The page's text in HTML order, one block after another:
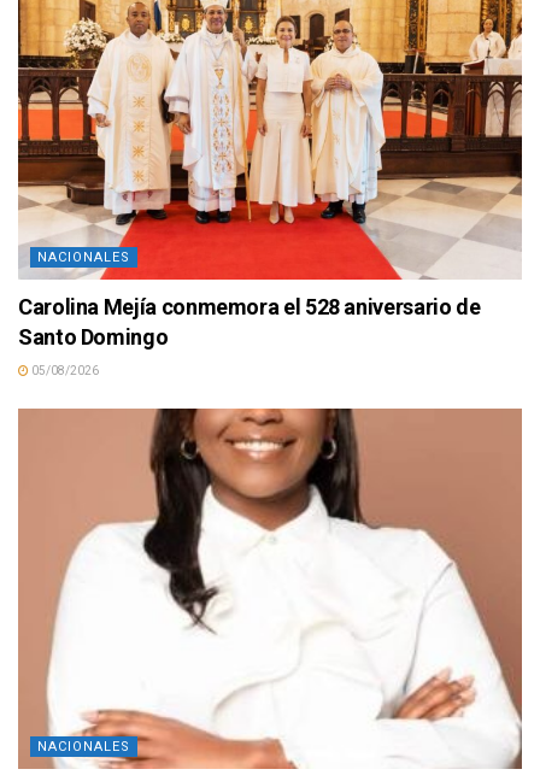
NACIONALES
Carolina Mejía conmemora el 528 aniversario de
Santo Domingo
05/08/2026
NACIONALES